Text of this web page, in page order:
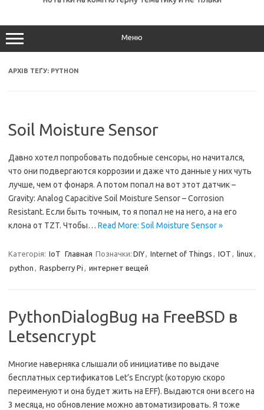
Меню
АРХІВ ТЕҐУ: PYTHON
Soil Moisture Sensor
Давно хотел попробовать подобные сенсоры, но начитался,
что они подвергаются коррозии и даже что данные у них чуть
лучше, чем от фонаря. А потом попал на вот этот датчик –
Gravity: Analog Capacitive Soil Moisture Sensor – Corrosion
Resistant. Если быть точным, то я попал не на него, а на его
клона от TZT. Чтобы… Read More: Soil Moisture Sensor »
Категорія: IoT Главная Позначки: DIY, Internet of Things , IOT , linux ,
python , Raspberry Pi , интернет вещей
PythonDialogBug на FreeBSD в
Letsencrypt
Многие наверняка слышали об инициативе по выдаче
бесплатных сертификатов Let’s Encrypt (которую скоро
переименуют и она будет жить на EFF). Выдаются они всего на
3 месяца, но обновление можно автоматизировать. Я тоже